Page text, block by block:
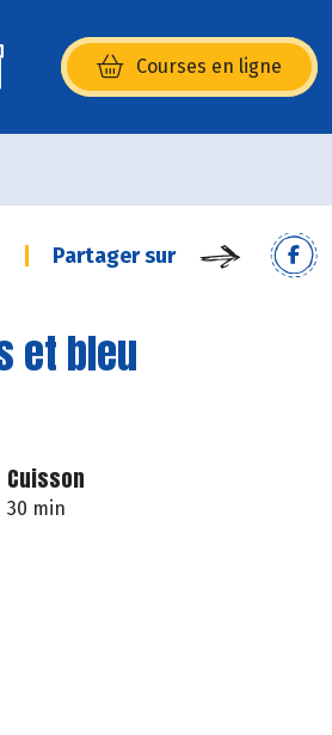
Courses en ligne
(s’ouvre dans une nouvelle
Partager sur
et bleu
Cuisson
30 min